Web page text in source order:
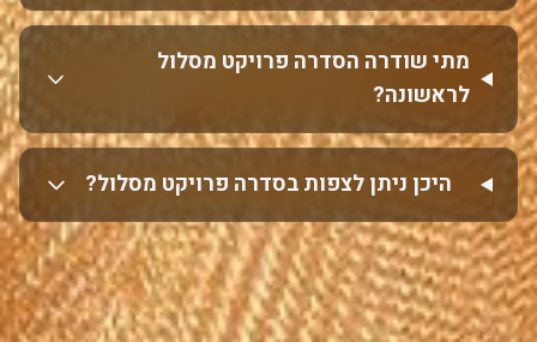
מתי שודרה הסדרה פרויקט מסלול
לראשונה?
היכן ניתן לצפות בסדרה פרויקט מסלול?